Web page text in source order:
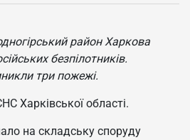
район Харкова
безпілотників.
три пожежі.
Харківської області.
на складську споруду